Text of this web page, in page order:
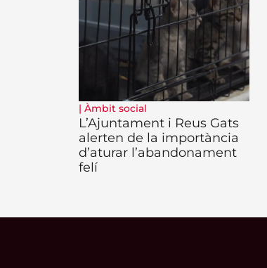
| Àmbit social
L’Ajuntament i Reus Gats
alerten de la importància
d’aturar l’abandonament
felí